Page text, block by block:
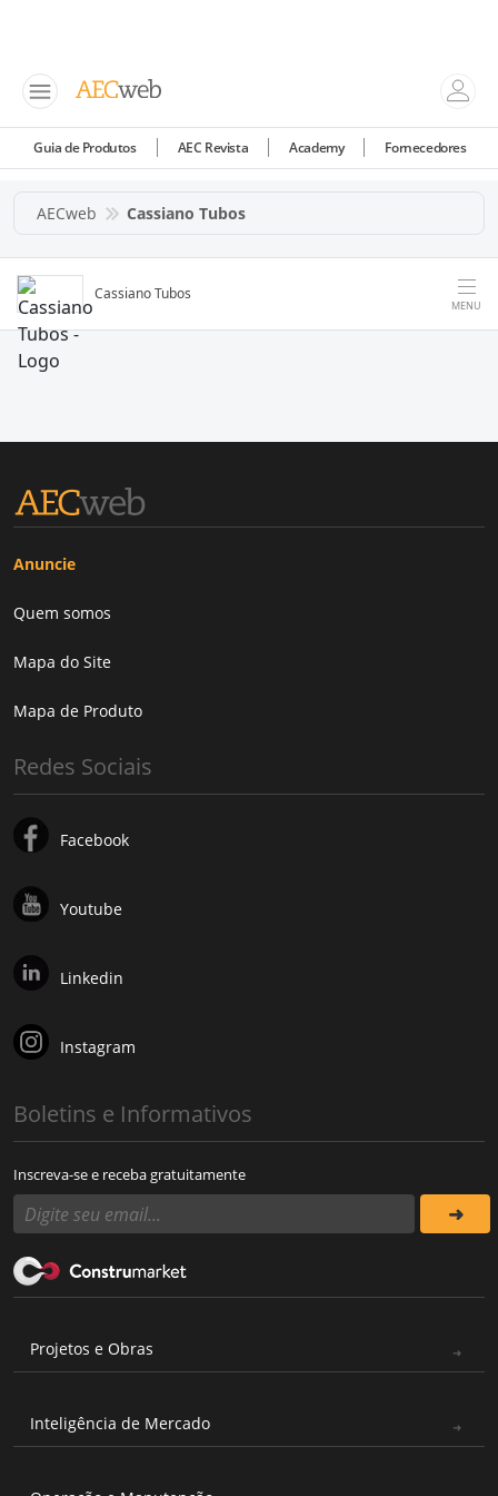
Guia de Produtos AEC Revista Academy Fornecedores
AECweb Cassiano Tubos
Cassiano Tubos
MENU
Anuncie
Quem somos
Mapa do Site
Mapa de Produto
Redes Sociais
Facebook
Youtube
Linkedin
Instagram
Boletins e Informativos
Inscreva-se e receba gratuitamente
Projetos e Obras
Inteligência de Mercado